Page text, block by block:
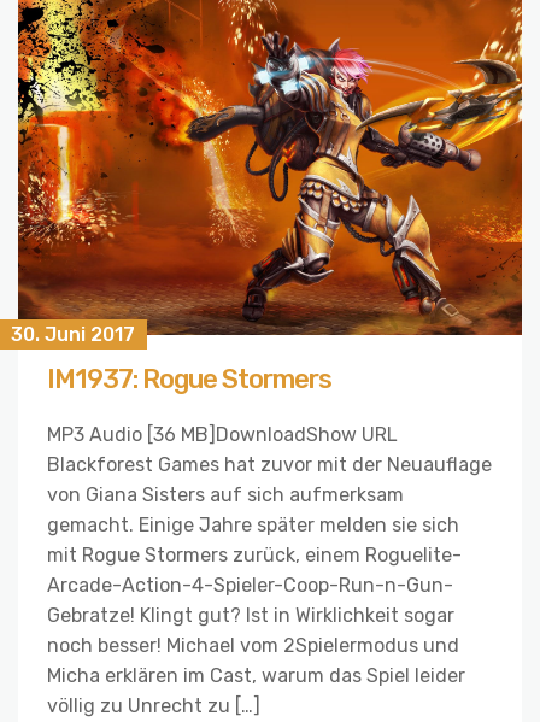
30. Juni 2017
IM1937: Rogue Stormers
MP3 Audio [36 MB]DownloadShow URL
Blackforest Games hat zuvor mit der Neuauflage
von Giana Sisters auf sich aufmerksam
gemacht. Einige Jahre später melden sie sich
mit Rogue Stormers zurück, einem Roguelite-
Arcade-Action-4-Spieler-Coop-Run-n-Gun-
Gebratze! Klingt gut? Ist in Wirklichkeit sogar
noch besser! Michael vom 2Spielermodus und
Micha erklären im Cast, warum das Spiel leider
völlig zu Unrecht zu […]